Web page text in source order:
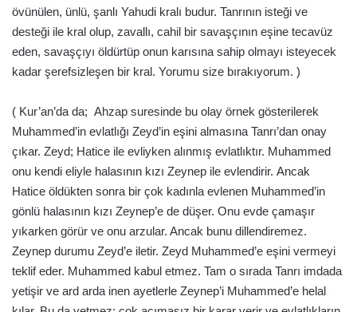
övünülen, ünlü, şanlı Yahudi kralı budur. Tanrının isteği ve
desteği ile kral olup, zavallı, cahil bir savaşçının eşine tecavüz
eden, savaşçıyı öldürtüp onun karısına sahip olmayı isteyecek
kadar şerefsizleşen bir kral. Yorumu size bırakıyorum. )
( Kur’an’da da; Ahzap suresinde bu olay örnek gösterilerek
Muhammed’in evlatlığı Zeyd’in eşini almasına Tanrı’dan onay
çıkar. Zeyd; Hatice ile evliyken alınmış evlatlıktır. Muhammed
onu kendi eliyle halasının kızı Zeynep ile evlendirir. Ancak
Hatice öldükten sonra bir çok kadınla evlenen Muhammed’in
gönlü halasının kızı Zeynep’e de düşer. Onu evde çamaşır
yıkarken görür ve onu arzular. Ancak bunu dillendiremez.
Zeynep durumu Zeyd’e iletir. Zeyd Muhammed’e eşini vermeyi
teklif eder. Muhammed kabul etmez. Tam o sırada Tanrı imdada
yetişir ve ard arda inen ayetlerle Zeynep’i Muhammed’e helal